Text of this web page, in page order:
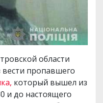
области
пропавшего
который вышел из
и до настоящего